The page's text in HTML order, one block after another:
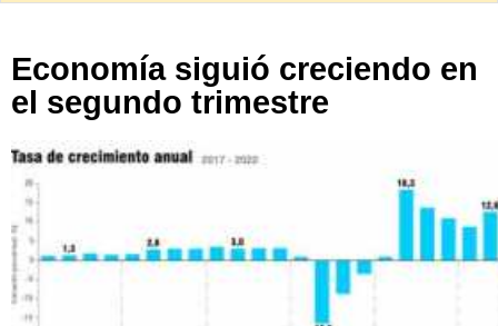
Economía siguió creciendo en
el segundo trimestre